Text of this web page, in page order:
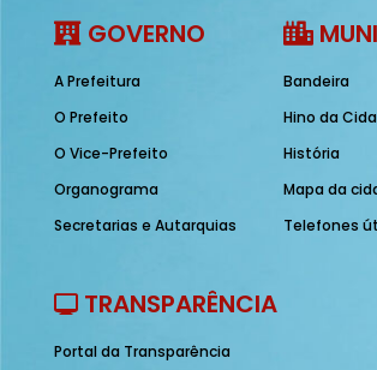
GOVERNO
A Prefeitura
O Prefeito
O Vice-Prefeito
Organograma
Secretarias e Autarquias
Bandeira
Hino da
História
Mapa da
Telefones
TRANSPARÊNCIA
Portal da Transparência